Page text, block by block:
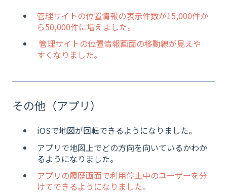
管理サイトの位置情報の表示件数が15,000件か
ら50,000件に増えました。
管理サイトの位置情報画面の移動線が見えや
すくなりました。
その他（アプリ）
iOSで地図が回転できるようになりました。
アプリで地図上でどの方向を向いているかわか
るようになりました。
アプリの履歴画面で利用停止中のユーザーを分
けてできるようになりました。